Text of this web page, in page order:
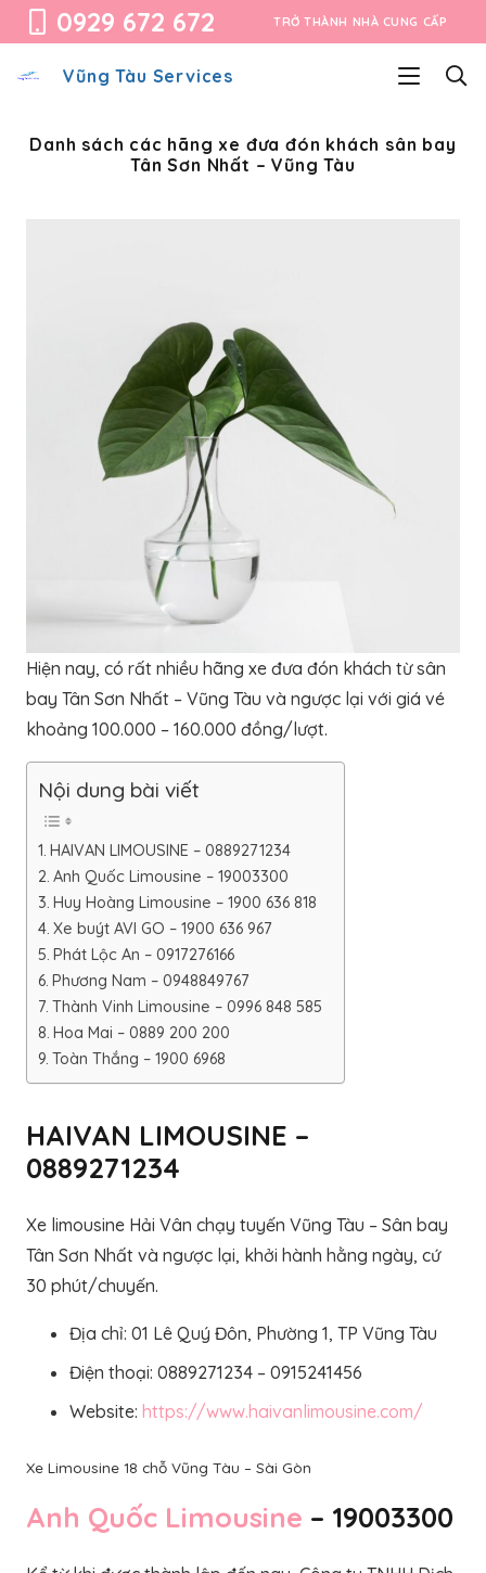
0929 672 672 TRỞ THÀNH NHÀ CUNG CẤP
Vũng Tàu Services
Danh sách các hãng xe đưa đón khách sân bay
Tân Sơn Nhất – Vũng Tàu
Hiện nay, có rất nhiều hãng xe đưa đón khách từ sân
bay Tân Sơn Nhất – Vũng Tàu và ngược lại với giá vé
khoảng 100.000 – 160.000 đồng/lượt.
Nội dung bài viết
HAIVAN LIMOUSINE – 0889271234
Anh Quốc Limousine – 19003300
Huy Hoàng Limousine – 1900 636 818
Xe buýt AVI GO – 1900 636 967
Phát Lộc An – 0917276166
Phương Nam – 0948849767
Thành Vinh Limousine – 0996 848 585
Hoa Mai – 0889 200 200
Toàn Thắng – 1900 6968
HAIVAN LIMOUSINE –
0889271234
Xe limousine Hải Vân chạy tuyến Vũng Tàu – Sân bay
Tân Sơn Nhất và ngược lại, khởi hành hằng ngày, cứ
30 phút/chuyến.
Địa chỉ: 01 Lê Quý Đôn, Phường 1, TP Vũng Tàu
Điện thoại: 0889271234 – 0915241456
Website: https://www.haivanlimousine.com/
Xe Limousine 18 chỗ Vũng Tàu – Sài Gòn
Anh Quốc Limousine – 19003300